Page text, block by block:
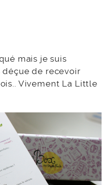
mais je suis
de recevoir
Vivement La Little